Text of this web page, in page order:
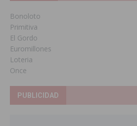
Bonoloto
Primitiva
El Gordo
Euromillones
Loteria
Once
PUBLICIDAD